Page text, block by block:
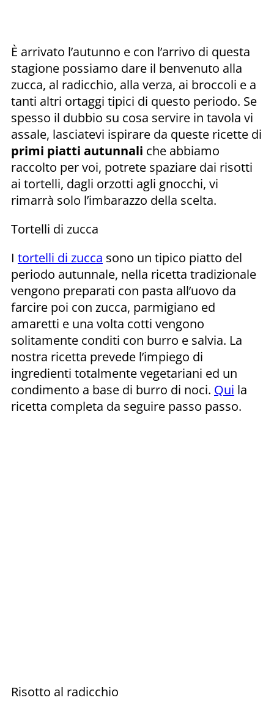
È arrivato l’autunno e con l’arrivo di questa
stagione possiamo dare il benvenuto alla
zucca, al radicchio, alla verza, ai broccoli e a
tanti altri ortaggi tipici di questo periodo. Se
spesso il dubbio su cosa servire in tavola vi
assale, lasciatevi ispirare da queste ricette di
primi piatti autunnali che abbiamo
raccolto per voi, potrete spaziare dai risotti
ai tortelli, dagli orzotti agli gnocchi, vi
rimarrà solo l’imbarazzo della scelta.
Tortelli di zucca
I tortelli di zucca sono un tipico piatto del
periodo autunnale, nella ricetta tradizionale
vengono preparati con pasta all’uovo da
farcire poi con zucca, parmigiano ed
amaretti e una volta cotti vengono
solitamente conditi con burro e salvia. La
nostra ricetta prevede l’impiego di
ingredienti totalmente vegetariani ed un
condimento a base di burro di noci. Qui la
ricetta completa da seguire passo passo.
Risotto al radicchio